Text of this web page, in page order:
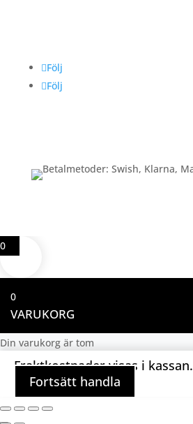
Följ
Följ
0
0
VARUKORG
Din varukorg är tom
Fraktkostnader visas i kassan.
Fortsätt handla